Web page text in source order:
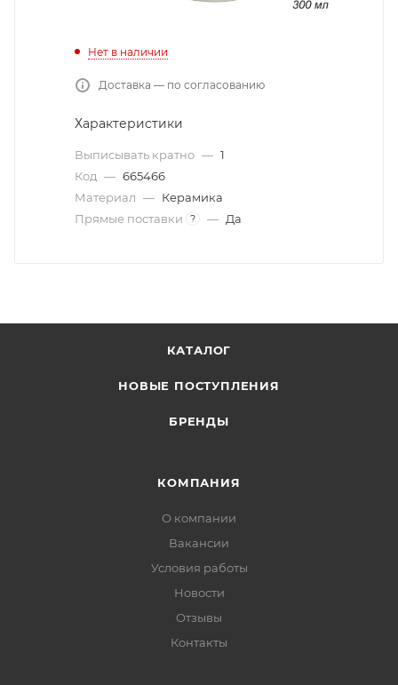
Нет в наличии
Доставка — по согласованию
Характеристики
Выписывать кратно — 1
Код — 665466
Материал — Керамика
Прямые поставки
? — Да
КАТАЛОГ
НОВЫЕ ПОСТУПЛЕНИЯ
БРЕНДЫ
КОМПАНИЯ
О компании
Вакансии
Условия работы
Новости
Отзывы
Контакты